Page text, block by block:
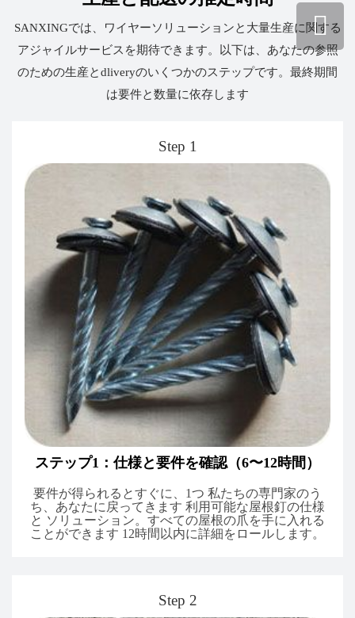
SANXINGでは、ワイヤーソリューションと大量生産に関する
アジャイルサービスを期待できます。以下は、あなたの参照
のための生産とdliveryのいくつかのステップです。最終期間
は要件と数量に依存します
Step 1
ステップ1：仕様と要件を確認（6〜12時間）
要件が得られるとすぐに、1つ 私たちの専門家のう
ち、あなたに戻ってきます 利用可能な屋根釘の仕様
と ソリューション。すべての屋根の爪を手に入れる
ことができます 12時間以内に詳細をロールします。
Step 2